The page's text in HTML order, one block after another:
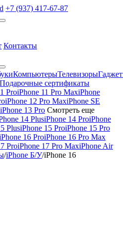
+7 (937) 417-67-87
Контакты
КомпьютерыТелевизоры
Подарочные сертификаты
ProiPhone 11 Pro MaxiPhone
iPhone 12 Pro MaxiPhone SE
iPhone 13 Pro Смотреть еще
14 PlusiPhone 14 ProiPhone
PlusiPhone 15 ProiPhone 15 Pro
16 ProiPhone 16 Pro Max
ProiPhone 17 Pro MaxiPhone Air
/iPhone Б/У/iPhone 16